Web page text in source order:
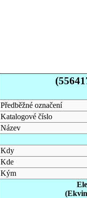
Předběžné označení
Katalogové číslo
Název
Kdy
Kde
Kým